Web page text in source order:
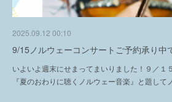
2025.09.12 00:10
9/15ノルウェーコンサートご予約承り中
いよいよ週末にせまってまいりました！９／１
『夏のおわりに聴くノルウェー音楽』と題して